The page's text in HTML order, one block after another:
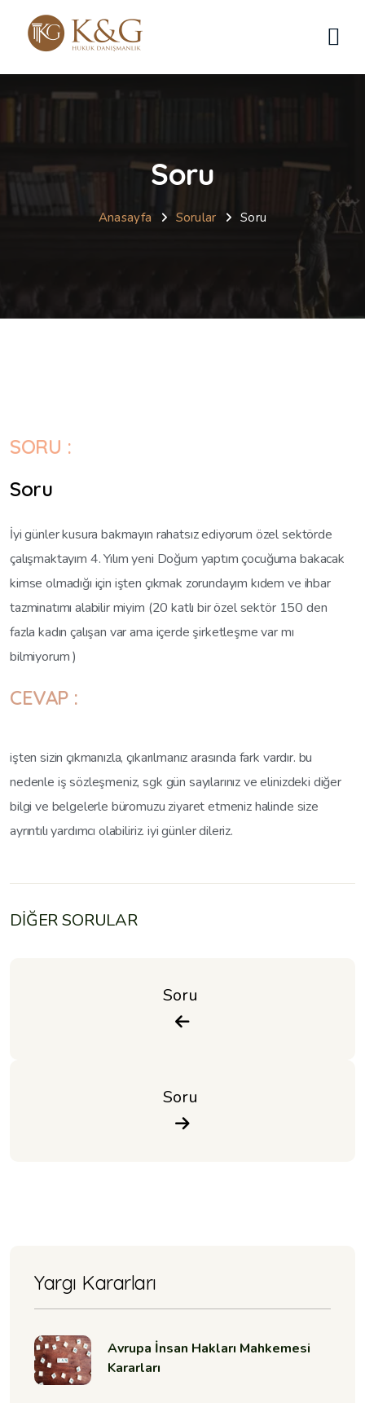
Soru
Anasayfa Sorular Soru
SORU :
Soru
İyi günler kusura bakmayın rahatsız ediyorum özel sektörde
çalışmaktayım 4. Yılım yeni Doğum yaptım çocuğuma bakacak
kimse olmadığı için işten çıkmak zorundayım kıdem ve ihbar
tazminatımı alabilir miyim (20 katlı bir özel sektör 150 den
fazla kadın çalışan var ama içerde şirketleşme var mı
bilmiyorum )
CEVAP :
işten sizin çıkmanızla, çıkarılmanız arasında fark vardır. bu
nedenle iş sözleşmeniz, sgk gün sayılarınız ve elinizdeki diğer
bilgi ve belgelerle büromuzu ziyaret etmeniz halinde size
ayrıntılı yardımcı olabiliriz. iyi günler dileriz.
DİĞER SORULAR
Soru
Soru
Yargı Kararları
Avrupa İnsan Hakları Mahkemesi
Kararları